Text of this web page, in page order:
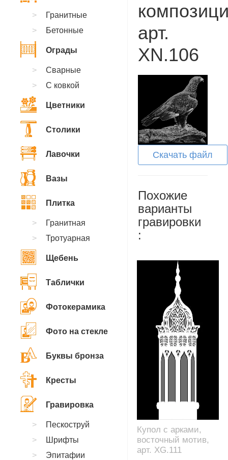
арт.
XN.106
Скачать файл
Похожие
варианты
гравировки
:
Купол с арками,
восточный мотив,
арт. XG.111
Гранитные
Бетонные
Ограды
Сварные
С ковкой
Цветники
Столики
Лавочки
Вазы
Плитка
Гранитная
Тротуарная
Щебень
Таблички
Фотокерамика
Фото на стекле
Буквы бронза
Кресты
Гравировка
Пескоструй
Шрифты
Эпитафии